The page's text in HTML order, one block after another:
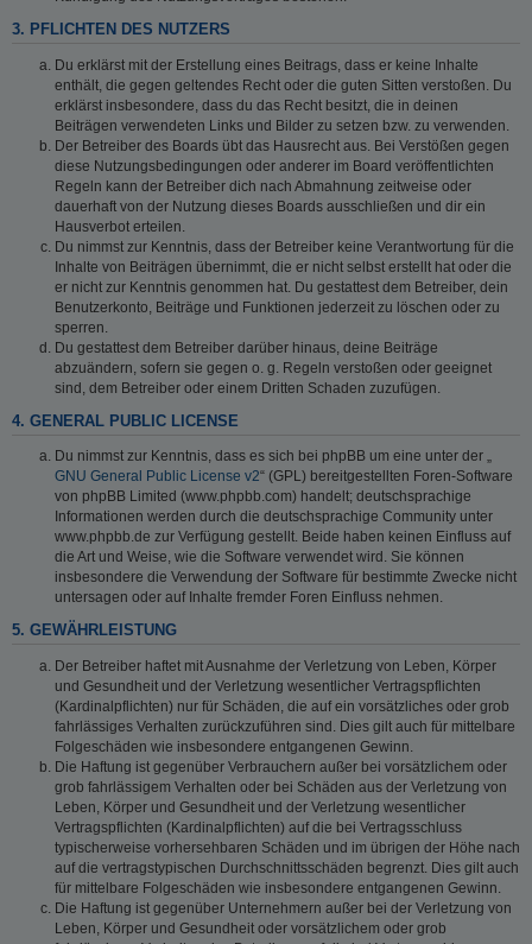
3. PFLICHTEN DES NUTZERS
Du erklärst mit der Erstellung eines Beitrags, dass er keine Inhalte
enthält, die gegen geltendes Recht oder die guten Sitten verstoßen. Du
erklärst insbesondere, dass du das Recht besitzt, die in deinen
Beiträgen verwendeten Links und Bilder zu setzen bzw. zu verwenden.
Der Betreiber des Boards übt das Hausrecht aus. Bei Verstößen gegen
diese Nutzungsbedingungen oder anderer im Board veröffentlichten
Regeln kann der Betreiber dich nach Abmahnung zeitweise oder
dauerhaft von der Nutzung dieses Boards ausschließen und dir ein
Hausverbot erteilen.
Du nimmst zur Kenntnis, dass der Betreiber keine Verantwortung für die
Inhalte von Beiträgen übernimmt, die er nicht selbst erstellt hat oder die
er nicht zur Kenntnis genommen hat. Du gestattest dem Betreiber, dein
Benutzerkonto, Beiträge und Funktionen jederzeit zu löschen oder zu
sperren.
Du gestattest dem Betreiber darüber hinaus, deine Beiträge
abzuändern, sofern sie gegen o. g. Regeln verstoßen oder geeignet
sind, dem Betreiber oder einem Dritten Schaden zuzufügen.
4. GENERAL PUBLIC LICENSE
Du nimmst zur Kenntnis, dass es sich bei phpBB um eine unter der „
GNU General Public License v2“ (GPL) bereitgestellten Foren-Software
von phpBB Limited (www.phpbb.com) handelt; deutschsprachige
Informationen werden durch die deutschsprachige Community unter
www.phpbb.de zur Verfügung gestellt. Beide haben keinen Einfluss auf
die Art und Weise, wie die Software verwendet wird. Sie können
insbesondere die Verwendung der Software für bestimmte Zwecke nicht
untersagen oder auf Inhalte fremder Foren Einfluss nehmen.
5. GEWÄHRLEISTUNG
Der Betreiber haftet mit Ausnahme der Verletzung von Leben, Körper
und Gesundheit und der Verletzung wesentlicher Vertragspflichten
(Kardinalpflichten) nur für Schäden, die auf ein vorsätzliches oder grob
fahrlässiges Verhalten zurückzuführen sind. Dies gilt auch für mittelbare
Folgeschäden wie insbesondere entgangenen Gewinn.
Die Haftung ist gegenüber Verbrauchern außer bei vorsätzlichem oder
grob fahrlässigem Verhalten oder bei Schäden aus der Verletzung von
Leben, Körper und Gesundheit und der Verletzung wesentlicher
Vertragspflichten (Kardinalpflichten) auf die bei Vertragsschluss
typischerweise vorhersehbaren Schäden und im übrigen der Höhe nach
auf die vertragstypischen Durchschnittsschäden begrenzt. Dies gilt auch
für mittelbare Folgeschäden wie insbesondere entgangenen Gewinn.
Die Haftung ist gegenüber Unternehmern außer bei der Verletzung von
Leben, Körper und Gesundheit oder vorsätzlichem oder grob